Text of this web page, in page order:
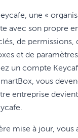
une «
avec son propre
de permissions,
et de
un compte
vous
entreprise
mise à jour, vous